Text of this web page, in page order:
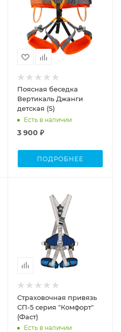
Поясная беседка
Вертикаль Джанги
детская (S)
Есть в наличии
3 900 ₽
ПОДРОБНЕЕ
Страховочная привязь
СП-5 серия "Комфорт"
(Фаст)
Есть в наличии